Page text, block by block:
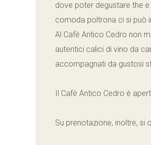
dove poter degustare the
comoda poltrona ci si può
Al Cafè Antico Cedro non
autentici calici di vino da
accompagnati da gustosi
Il Cafè Antico Cedro è
Su prenotazione, inoltre, si